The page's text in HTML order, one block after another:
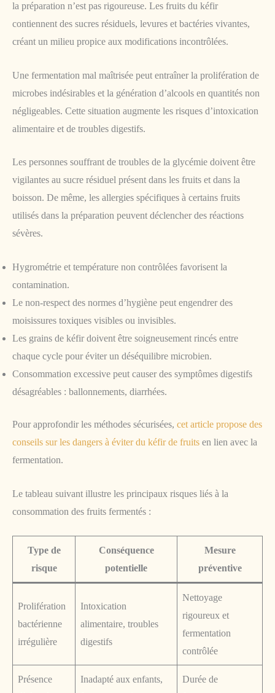
la préparation n’est pas rigoureuse. Les fruits du kéfir
contiennent des sucres résiduels, levures et bactéries vivantes,
créant un milieu propice aux modifications incontrôlées.
Une fermentation mal maîtrisée peut entraîner la prolifération de
microbes indésirables et la génération d’alcools en quantités non
négligeables. Cette situation augmente les risques d’intoxication
alimentaire et de troubles digestifs.
Les personnes souffrant de troubles de la glycémie doivent être
vigilantes au sucre résiduel présent dans les fruits et dans la
boisson. De même, les allergies spécifiques à certains fruits
utilisés dans la préparation peuvent déclencher des réactions
sévères.
Hygrométrie et température non contrôlées favorisent la
contamination.
Le non-respect des normes d’hygiène peut engendrer des
moisissures toxiques visibles ou invisibles.
Les grains de kéfir doivent être soigneusement rincés entre
chaque cycle pour éviter un déséquilibre microbien.
Consommation excessive peut causer des symptômes digestifs
désagréables : ballonnements, diarrhées.
Pour approfondir les méthodes sécurisées, cet article propose des
conseils sur les dangers à éviter du kéfir de fruits en lien avec la
fermentation.
Le tableau suivant illustre les principaux risques liés à la
consommation des fruits fermentés :
Type de
risque
Conséquence
potentielle
Mesure
préventive
Prolifération
bactérienne
irrégulière
Intoxication
alimentaire, troubles
digestifs
Nettoyage
rigoureux et
fermentation
contrôlée
Présence
Inadapté aux enfants,
Durée de